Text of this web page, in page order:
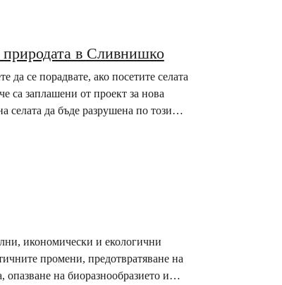
в Сливнишко
се порадвате, ако посетите селата
заплашени от проект за нова
селата да бъде разрушена по този
икономически и екологични
промени, предотвратяване на
опазване на биоразнообразието и